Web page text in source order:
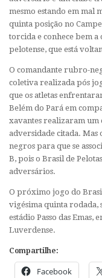
mesmo estando em mal
quinta posição no
torcida e conhece bem
pelotense, que está
O comandante rubro-
coletiva realizada pós
que os atletas
Belém do Pará em
xavantes realizaram um
adversidade citada.
negros para que se
B, pois o Brasil de
adversários.
O próximo jogo do
vigésima quinta rodada,
estádio Passo das Emas,
Luverdense.
Compartilhe:
Facebook